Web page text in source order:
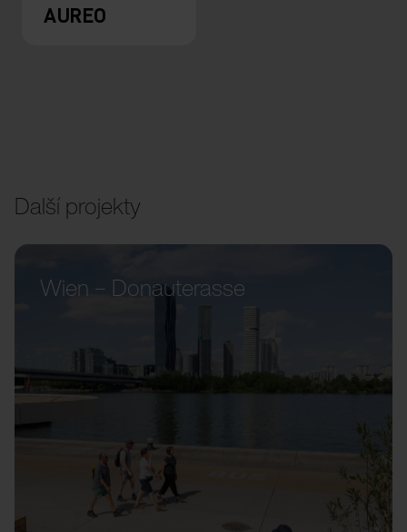
AUREO
Další projekty
Wien – Donauterasse